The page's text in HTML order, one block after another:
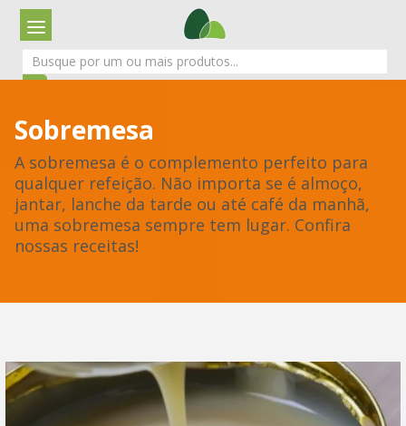
Sobremesa
A sobremesa é o complemento perfeito para
qualquer refeição. Não importa se é almoço,
jantar, lanche da tarde ou até café da manhã,
uma sobremesa sempre tem lugar. Confira
nossas receitas!